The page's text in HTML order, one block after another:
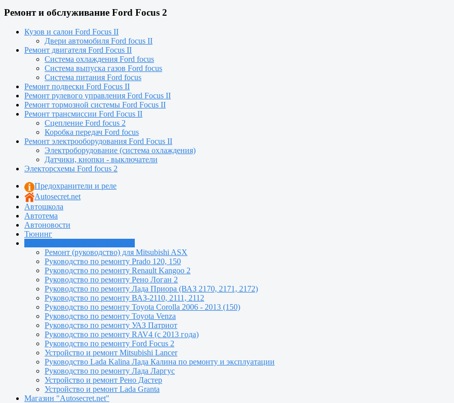
Ремонт и обслуживание Ford Focus 2
Кузов и салон Ford Focus II
Двери автомобиля Ford focus II
Ремонт двигателя Ford Focus II
Система охлаждения Ford focus
Система выпуска газов Ford focus
Система питания Ford focus
Ремонт подвески Ford Focus II
Ремонт рулевого управления Ford Focus II
Ремонт тормозной системы Ford Focus II
Ремонт трансмиссии Ford Focus II
Сцепление Ford focus 2
Коробка передач Ford focus
Ремонт электрооборудования Ford Focus II
Электроборудование (система охлаждения)
Датчики, кнопки - выключатели
Электорсхемы Ford focus 2
Предохранители и реле
Autosecret.net
Автошкола
Автотема
Автоновости
Тюнинг
Ремонт (руководство) для Mitsubishi ASX
Руководство по ремонту Prado 120, 150
Руководство по ремонту Renault Kangoo 2
Руководство по ремонту Рено Логан 2
Руководство по ремонту Лада Приора (ВАЗ 2170, 2171, 2172)
Руководство по ремонту ВАЗ-2110, 2111, 2112
Руководство по ремонту Toyota Сorolla 2006 - 2013 (150)
Руководство по ремонту Toyota Venza
Руководство по ремонту УАЗ Патриот
Руководство по ремонту RAV4 (с 2013 года)
Руководство по ремонту Ford Focus 2
Устройство и ремонт Mitsubishi Lancer
Руководство Lada Kalina Лада Калина по ремонту и эксплуатации
Руководство по ремонту Лада Ларгус
Устройство и ремонт Рено Дастер
Устройство и ремонт Lada Granta
Магазин "Autosecret.net"